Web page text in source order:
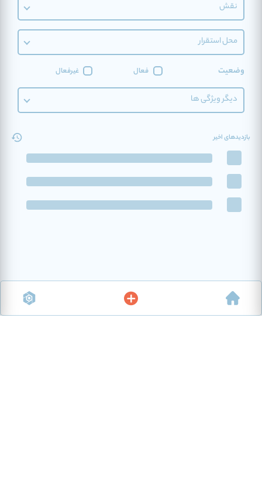
نقش
محل استقرار
وضعیت فعال غیرفعال
دیگر ویژگی ها
بازدیدهای اخیر